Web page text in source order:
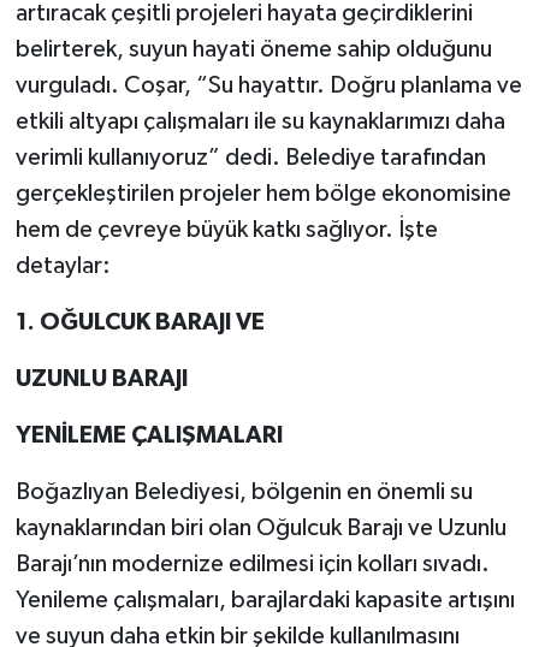
artıracak çeşitli projeleri hayata geçirdiklerini
belirterek, suyun hayati öneme sahip olduğunu
vurguladı. Coşar, “Su hayattır. Doğru planlama ve
etkili altyapı çalışmaları ile su kaynaklarımızı daha
verimli kullanıyoruz” dedi. Belediye tarafından
gerçekleştirilen projeler hem bölge ekonomisine
hem de çevreye büyük katkı sağlıyor. İşte
detaylar:
1. OĞULCUK BARAJI VE
UZUNLU BARAJI
YENİLEME ÇALIŞMALARI
Boğazlıyan Belediyesi, bölgenin en önemli su
kaynaklarından biri olan Oğulcuk Barajı ve Uzunlu
Barajı’nın modernize edilmesi için kolları sıvadı.
Yenileme çalışmaları, barajlardaki kapasite artışını
ve suyun daha etkin bir şekilde kullanılmasını